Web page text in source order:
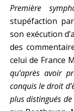
Première
stupéfaction
son exécution
des
celui de France
qu’après avoir
conquis le droit
plus distingués